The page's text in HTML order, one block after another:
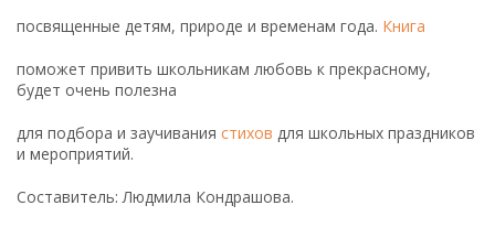
посвященные детям, природе и временам года. Книга
поможет привить школьникам любовь к прекрасному,
будет очень полезна
для подбора и заучивания стихов для школьных праздников
и мероприятий.
Составитель: Людмила Кондрашова.